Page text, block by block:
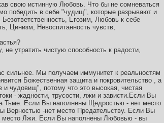
свою истинную Любовь. Что бы не сомневаться
победить в себе "чудищ", которые разрывают и
Егозим, Любовь к себе
Цинизм, Невоспитанность чувств,
утратить чистую способность к радости,
сильнее. Мы получаем иммунитет к реальностям
Божественная защита и покровительство , а
чудовищ", потому что это высокая, чистая
- жадности, трусости, лжи и зависти.Если Вы
Тьме. Если Вы наполнены Щедростью - нет место
Верностью -нет место Предательству. Если Вы
место Лжи. Если Вы наполнены Любовью - вы